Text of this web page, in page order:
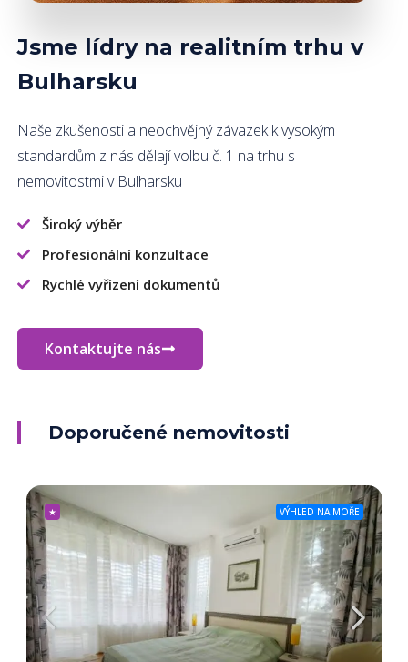
Jsme lídry na realitním trhu v
Bulharsku
Naše zkušenosti a neochvějný závazek k vysokým
standardům z nás dělají volbu č. 1 na trhu s
nemovitostmi v Bulharsku
Široký výběr
Profesionální konzultace
Rychlé vyřízení dokumentů
Kontaktujte nás
Doporučené nemovitosti
★ VÝHLED NA MOŘE